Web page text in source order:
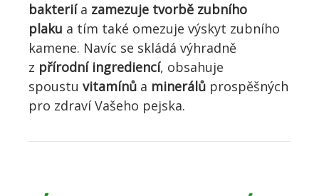
bakteriía zamezuje tvorbě zubního
plaku a tím také omezuje výskyt zubního
kamene. Navíc se skládá výhradně
z přírodní ingrediencí, obsahuje
spoustu vitamínů a minerálů prospěšných
pro zdraví Vašeho pejska.